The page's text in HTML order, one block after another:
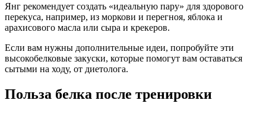
Янг рекомендует создать «идеальную пару» для здорового
перекуса, например, из моркови и перегноя, яблока и
арахисового масла или сыра и крекеров.
Если вам нужны дополнительные идеи, попробуйте эти
высокобелковые закуски, которые помогут вам оставаться
сытыми на ходу, от диетолога.
Польза белка после тренировки